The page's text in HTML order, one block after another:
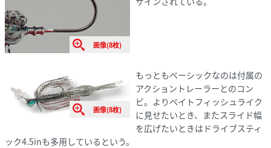
画像(8枚)
画像(8枚)
もっともベーシックなのは付属の
アクショントレーラーとのコン
ビ。よりベイトフィッシュライク
に見せたいとき、またスライド幅
を広げたいときはドライブスティ
ック4.5inも多用しているという。